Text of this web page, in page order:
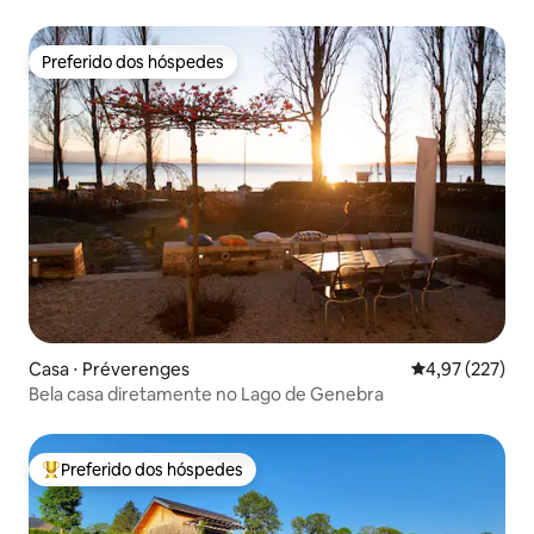
Preferido dos hóspedes
Preferido dos hóspedes
Casa ⋅ Préverenges 4,97 de uma
4,97 (227)
Bela casa diretamente no Lago de Genebra
Entre os melhores preferidos dos hóspedes
Preferido dos hóspedes